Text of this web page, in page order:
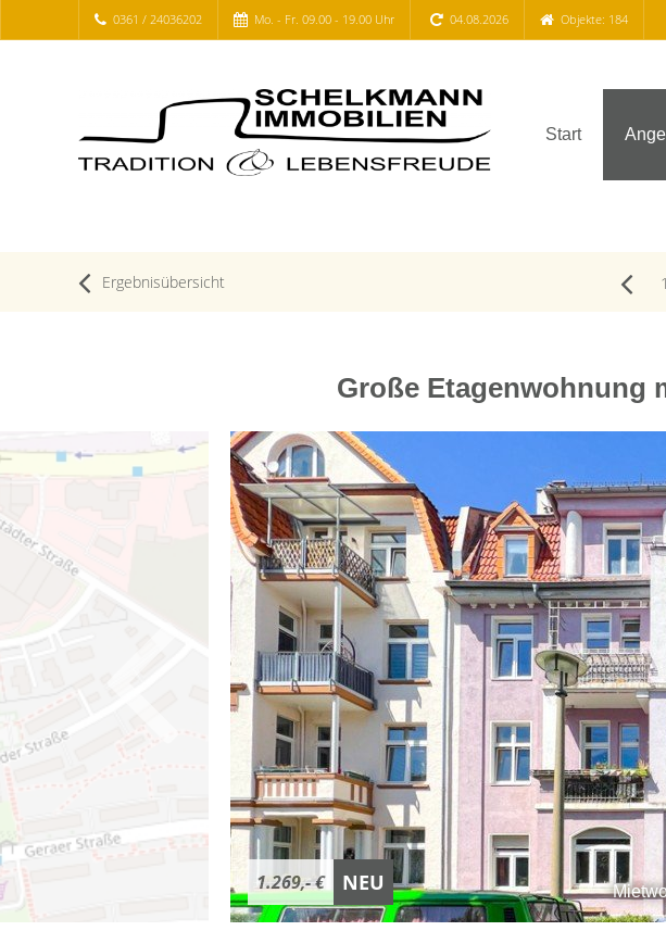
0361 / 24036202 Mo. - Fr. 09.00 - 19.00 Uhr 04.08.2026 Objekte: 184
Start
Ergebnisübersicht 1
Große Etagenwohnung
1.269,- € NEU